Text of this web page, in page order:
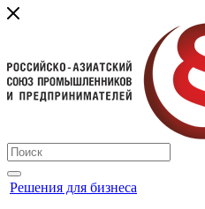
Решения для бизнеса